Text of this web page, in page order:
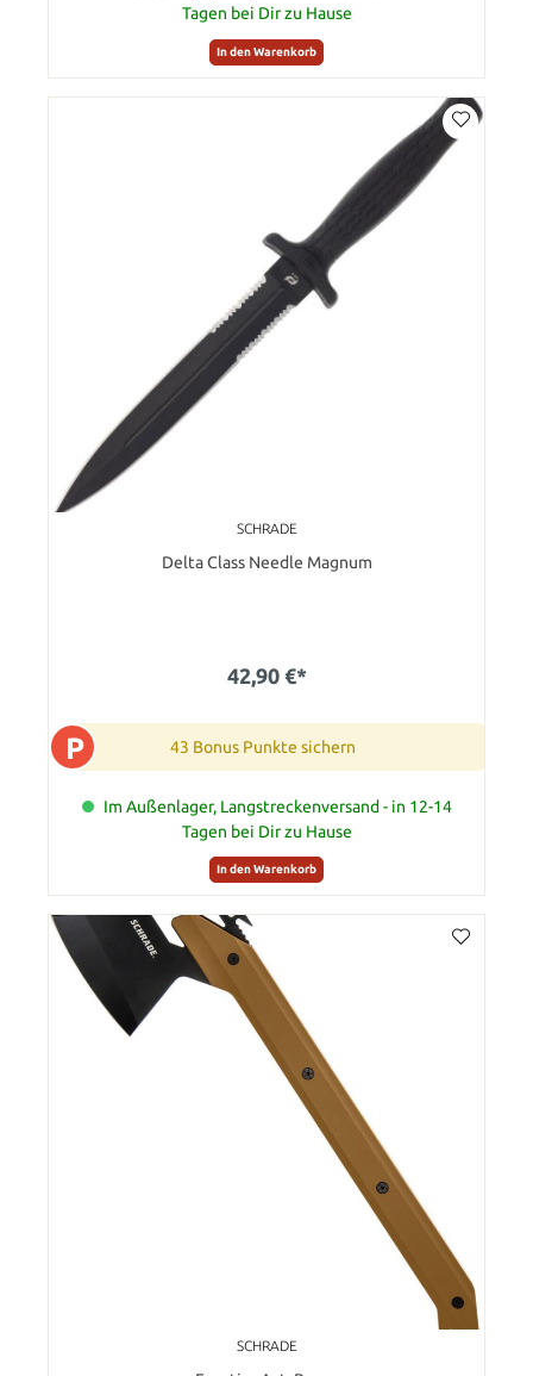
Tagen bei Dir zu Hause
In den Warenkorb
SCHRADE
Delta Class Needle Magnum
42,90 €*
P 43 Bonus Punkte sichern
Im Außenlager, Langstreckenversand - in 12-14
Tagen bei Dir zu Hause
In den Warenkorb
SCHRADE